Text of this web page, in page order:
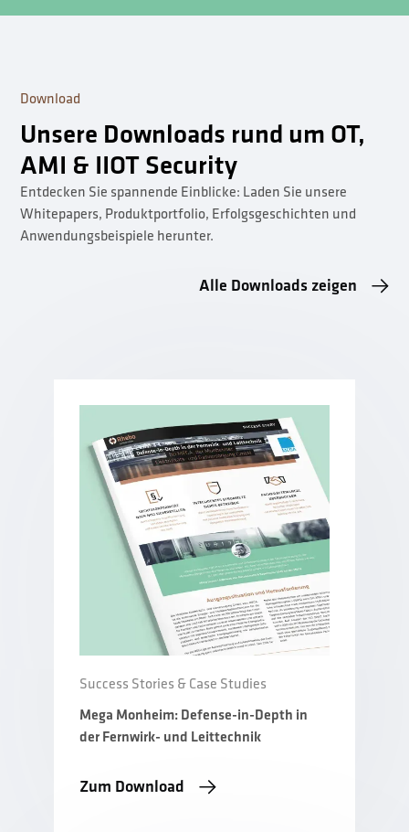
Download
Unsere Downloads rund um OT,
AMI & IIOT Security
Entdecken Sie spannende Einblicke: Laden Sie unsere
Whitepapers, Produktportfolio, Erfolgsgeschichten und
Anwendungsbeispiele herunter.
Alle Downloads zeigen
Success Stories & Case Studies
Mega Monheim: Defense-in-Depth in
der Fernwirk- und Leittechnik
Zum Download